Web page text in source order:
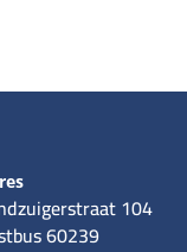
104
60239